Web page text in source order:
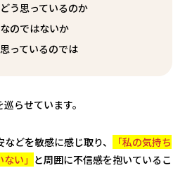
う思っているのか
のではないか
っているのでは
らせています。
どを敏感に感じ取り、
「私の気持ち
い」 と周囲に不信感を抱いているこ